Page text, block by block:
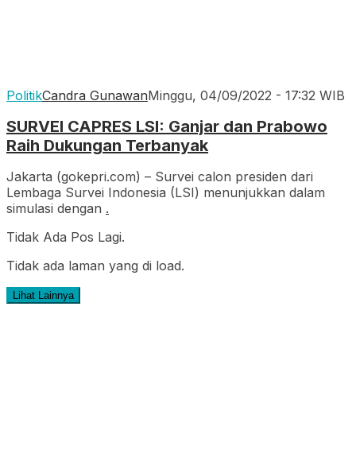
PolitikCandra GunawanMinggu, 04/09/2022 - 17:32 WIB
SURVEI CAPRES LSI: Ganjar dan Prabowo
Raih Dukungan Terbanyak
Jakarta (gokepri.com) – Survei calon presiden dari
Lembaga Survei Indonesia (LSI) menunjukkan dalam
simulasi dengan .
Tidak Ada Pos Lagi.
Tidak ada laman yang di load.
Lihat Lainnya